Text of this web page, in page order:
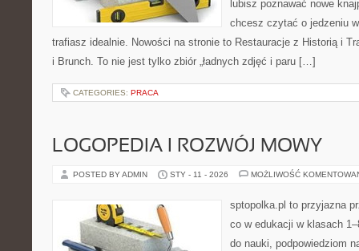
lubisz poznawać nowe
chcesz czytać o jedzeniu
trafiasz idealnie. Nowości na stronie to Restauracje z Historią i
i Brunch. To nie jest tylko zbiór „ładnych zdjęć i paru […]
CATEGORIES: PRACA
LOGOPEDIA I ROZWÓJ MOWY
POSTED BY ADMIN STY - 11 - 2026 MOŻLIWOŚĆ
sptopolka.pl to przyjazna
co w edukacji w klasach
do nauki, podpowiedziom